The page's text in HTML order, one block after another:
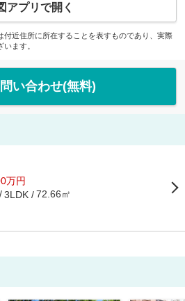
アプリで開く
近住所に所在することを表すものであり、実際
ます。
い合わせ(無料)
万円
3LDK 72.66㎡